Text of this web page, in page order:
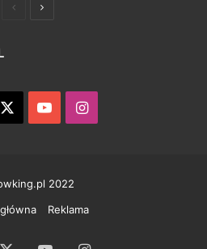
PoprzedniaNastępna
YouTubeInstagram
2022
Reklama